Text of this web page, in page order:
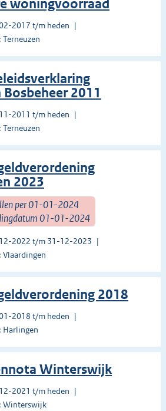
woningvoorraad
2017 t/m heden
2011
2011 t/m heden
2023
per 01-01-2024
01-01-2024
2022 t/m 31-12-2023
Vlaardingen
2018
2018 t/m heden
Harlingen
Winterswijk
2021 t/m heden
Winterswijk